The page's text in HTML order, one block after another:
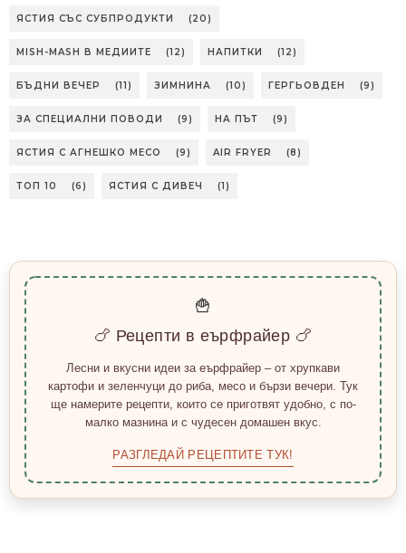
ЯСТИЯ СЪС СУБПРОДУКТИ (20)
MISH-MASH В МЕДИИТЕ (12) НАПИТКИ (12)
БЪДНИ ВЕЧЕР (11) ЗИМНИНА (10) ГЕРГЬОВДЕН (9)
ЗА СПЕЦИАЛНИ ПОВОДИ (9) НА ПЪТ (9)
ЯСТИЯ С АГНЕШКО МЕСО (9) AIR FRYER (8)
ТОП 10 (6) ЯСТИЯ С ДИВЕЧ (1)
🍟
🍗 Рецепти в еърфрайер 🍗
Лесни и вкусни идеи за еърфрайер – от хрупкави
картофи и зеленчуци до риба, месо и бързи вечери. Тук
ще намерите рецепти, които се приготвят удобно, с по-
малко мазнина и с чудесен домашен вкус.
РАЗГЛЕДАЙ РЕЦЕПТИТЕ ТУК!